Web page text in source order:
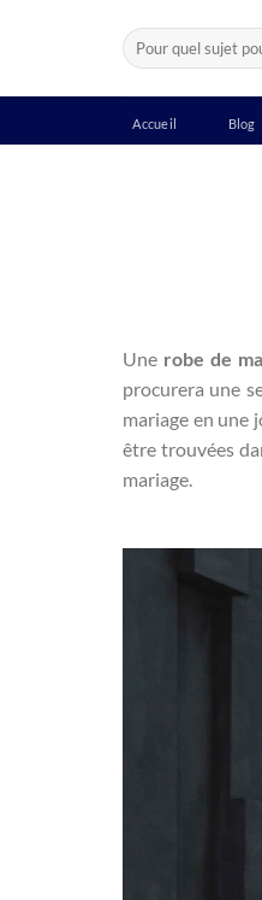
Recherche
pour :
Accueil Blog
Une robe de
procurera une
mariage en une
être trouvées
mariage.